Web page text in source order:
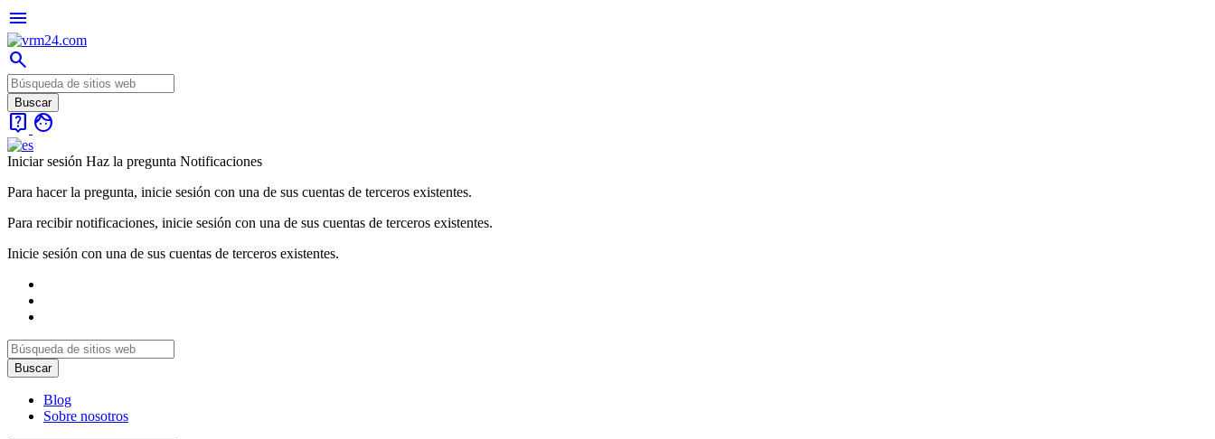
menu
search
live_help face
Iniciar sesión Haz la pregunta Notificaciones
Para hacer la pregunta, inicie sesión con una de sus cuentas de terceros existentes.
Para recibir notificaciones, inicie sesión con una de sus cuentas de terceros existentes.
Inicie sesión con una de sus cuentas de terceros existentes.
Blog
Sobre nosotros